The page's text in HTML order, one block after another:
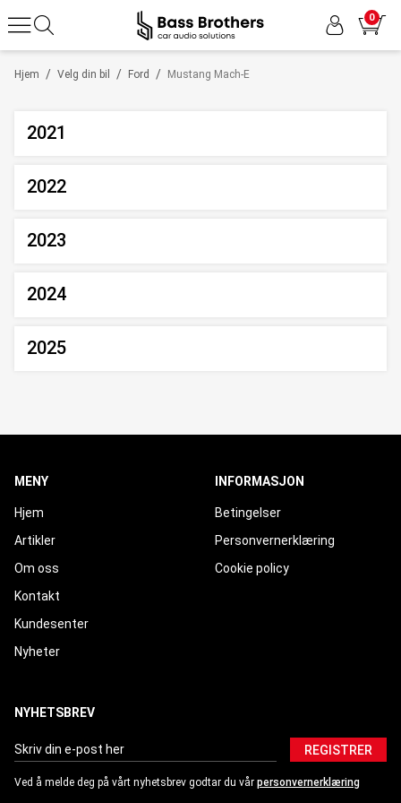
0
/
Hjem /
Velg din bil /
Ford Mustang Mach-E
2021
2022
2023
2024
2025
MENY
Hjem
Artikler
Om oss
Kontakt
Kundesenter
Nyheter
INFORMASJON
Betingelser
Personvernerklæring
Cookie policy
NYHETSBREV
REGISTRER
Ved å melde deg på vårt nyhetsbrev godtar du vår personvernerklæring